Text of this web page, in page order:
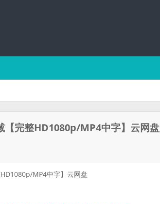
【完整HD1080p/MP4中字】云网盘
MP4中字】云网盘